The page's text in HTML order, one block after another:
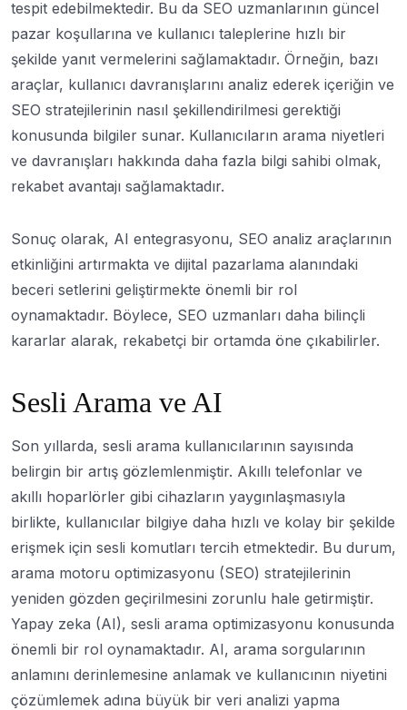
tespit edebilmektedir. Bu da SEO uzmanlarının güncel
pazar koşullarına ve kullanıcı taleplerine hızlı bir
şekilde yanıt vermelerini sağlamaktadır. Örneğin, bazı
araçlar, kullanıcı davranışlarını analiz ederek içeriğin ve
SEO stratejilerinin nasıl şekillendirilmesi gerektiği
konusunda bilgiler sunar. Kullanıcıların arama niyetleri
ve davranışları hakkında daha fazla bilgi sahibi olmak,
rekabet avantajı sağlamaktadır.
Sonuç olarak, AI entegrasyonu, SEO analiz araçlarının
etkinliğini artırmakta ve dijital pazarlama alanındaki
beceri setlerini geliştirmekte önemli bir rol
oynamaktadır. Böylece, SEO uzmanları daha bilinçli
kararlar alarak, rekabetçi bir ortamda öne çıkabilirler.
Sesli Arama ve AI
Son yıllarda, sesli arama kullanıcılarının sayısında
belirgin bir artış gözlemlenmiştir. Akıllı telefonlar ve
akıllı hoparlörler gibi cihazların yaygınlaşmasıyla
birlikte, kullanıcılar bilgiye daha hızlı ve kolay bir şekilde
erişmek için sesli komutları tercih etmektedir. Bu durum,
arama motoru optimizasyonu (SEO) stratejilerinin
yeniden gözden geçirilmesini zorunlu hale getirmiştir.
Yapay zeka (AI), sesli arama optimizasyonu konusunda
önemli bir rol oynamaktadır. AI, arama sorgularının
anlamını derinlemesine anlamak ve kullanıcının niyetini
çözümlemek adına büyük bir veri analizi yapma